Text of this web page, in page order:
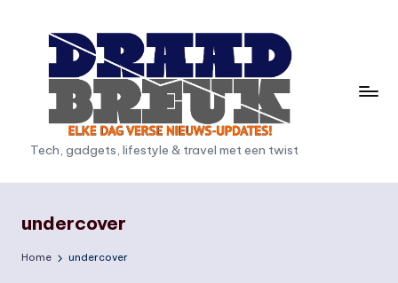
D
r
d
Tech, gadgets, lifestyle & travel met een twist
undercover
Home undercover